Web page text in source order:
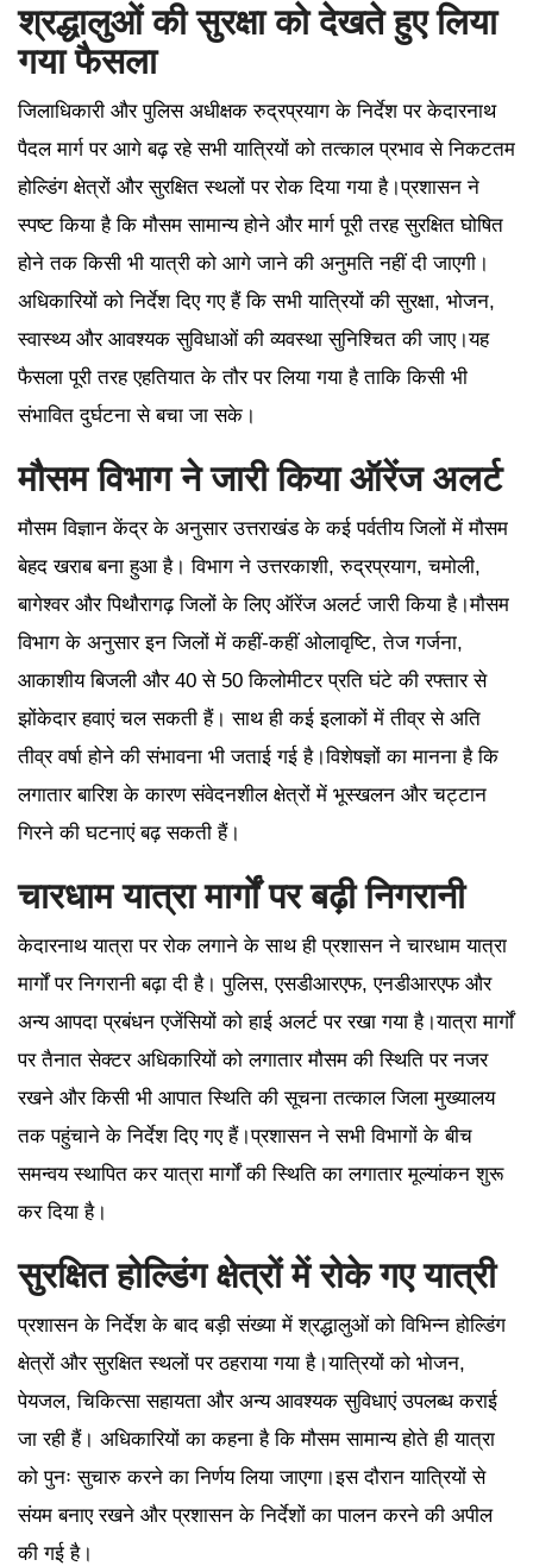
श्रद्धालुओं की सुरक्षा को देखते हुए लिया
गया फैसला
जिलाधिकारी और पुलिस अधीक्षक रुद्रप्रयाग के निर्देश पर केदारनाथ
पैदल मार्ग पर आगे बढ़ रहे सभी यात्रियों को तत्काल प्रभाव से निकटतम
होल्डिंग क्षेत्रों और सुरक्षित स्थलों पर रोक दिया गया है।प्रशासन ने
स्पष्ट किया है कि मौसम सामान्य होने और मार्ग पूरी तरह सुरक्षित घोषित
होने तक किसी भी यात्री को आगे जाने की अनुमति नहीं दी जाएगी।
अधिकारियों को निर्देश दिए गए हैं कि सभी यात्रियों की सुरक्षा, भोजन,
स्वास्थ्य और आवश्यक सुविधाओं की व्यवस्था सुनिश्चित की जाए।यह
फैसला पूरी तरह एहतियात के तौर पर लिया गया है ताकि किसी भी
संभावित दुर्घटना से बचा जा सके।
मौसम विभाग ने जारी किया ऑरेंज अलर्ट
मौसम विज्ञान केंद्र के अनुसार उत्तराखंड के कई पर्वतीय जिलों में मौसम
बेहद खराब बना हुआ है। विभाग ने उत्तरकाशी, रुद्रप्रयाग, चमोली,
बागेश्वर और पिथौरागढ़ जिलों के लिए ऑरेंज अलर्ट जारी किया है।मौसम
विभाग के अनुसार इन जिलों में कहीं-कहीं ओलावृष्टि, तेज गर्जना,
आकाशीय बिजली और 40 से 50 किलोमीटर प्रति घंटे की रफ्तार से
झोंकेदार हवाएं चल सकती हैं। साथ ही कई इलाकों में तीव्र से अति
तीव्र वर्षा होने की संभावना भी जताई गई है।विशेषज्ञों का मानना है कि
लगातार बारिश के कारण संवेदनशील क्षेत्रों में भूस्खलन और चट्टान
गिरने की घटनाएं बढ़ सकती हैं।
चारधाम यात्रा मार्गों पर बढ़ी निगरानी
केदारनाथ यात्रा पर रोक लगाने के साथ ही प्रशासन ने चारधाम यात्रा
मार्गों पर निगरानी बढ़ा दी है। पुलिस, एसडीआरएफ, एनडीआरएफ और
अन्य आपदा प्रबंधन एजेंसियों को हाई अलर्ट पर रखा गया है।यात्रा मार्गों
पर तैनात सेक्टर अधिकारियों को लगातार मौसम की स्थिति पर नजर
रखने और किसी भी आपात स्थिति की सूचना तत्काल जिला मुख्यालय
तक पहुंचाने के निर्देश दिए गए हैं।प्रशासन ने सभी विभागों के बीच
समन्वय स्थापित कर यात्रा मार्गों की स्थिति का लगातार मूल्यांकन शुरू
कर दिया है।
सुरक्षित होल्डिंग क्षेत्रों में रोके गए यात्री
प्रशासन के निर्देश के बाद बड़ी संख्या में श्रद्धालुओं को विभिन्न होल्डिंग
क्षेत्रों और सुरक्षित स्थलों पर ठहराया गया है।यात्रियों को भोजन,
पेयजल, चिकित्सा सहायता और अन्य आवश्यक सुविधाएं उपलब्ध कराई
जा रही हैं। अधिकारियों का कहना है कि मौसम सामान्य होते ही यात्रा
को पुनः सुचारु करने का निर्णय लिया जाएगा।इस दौरान यात्रियों से
संयम बनाए रखने और प्रशासन के निर्देशों का पालन करने की अपील
की गई है।